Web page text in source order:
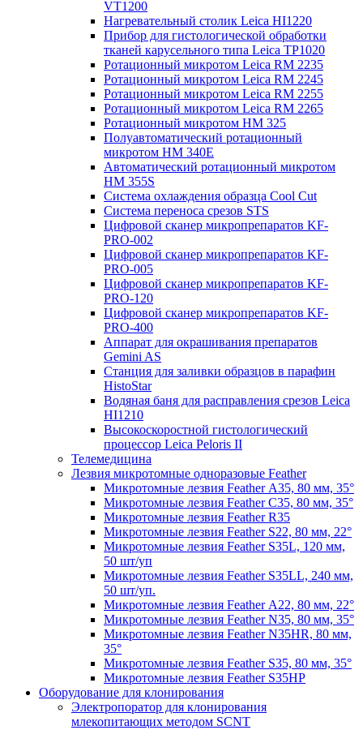
VT1200
Нагревательный столик Leica HI1220
Прибор для гистологической обработки
тканей карусельного типа Leica TP1020
Ротационный микротом Leica RM 2235
Ротационный микротом Leica RM 2245
Ротационный микротом Leica RM 2255
Ротационный микротом Leica RM 2265
Ротационный микротом HM 325
Полуавтоматический ротационный
микротом HM 340E
Автоматический ротационный микротом
HM 355S
Система охлаждения образца Cool Cut
Система переноса срезов STS
Цифровой сканер микропрепаратов KF-
PRO-002
Цифровой сканер микропрепаратов KF-
PRO-005
Цифровой сканер микропрепаратов KF-
PRO-120
Цифровой сканер микропрепаратов KF-
PRO-400
Аппарат для окрашивания препаратов
Gemini AS
Станция для заливки образцов в парафин
HistoStar
Водяная баня для расправления срезов Leica
HI1210
Высокоскоростной гистологический
процессор Leica Peloris II
Телемедицина
Лезвия микротомные одноразовые Feather
Микротомные лезвия Feather А35, 80 мм, 35°
Микротомные лезвия Feather С35, 80 мм, 35°
Микротомные лезвия Feather R35
Микротомные лезвия Feather S22, 80 мм, 22°
Микротомные лезвия Feather S35L, 120 мм,
50 шт/уп
Микротомные лезвия Feather S35LL, 240 мм,
50 шт/уп.
Микротомные лезвия Feather А22, 80 мм, 22°
Микротомные лезвия Feather N35, 80 мм, 35°
Микротомные лезвия Feather N35HR, 80 мм,
35°
Микротомные лезвия Feather S35, 80 мм, 35°
Микротомные лезвия Feather S35HP
Оборудование для клонирования
Электропоратор для клонирования
млекопитающих методом SCNT